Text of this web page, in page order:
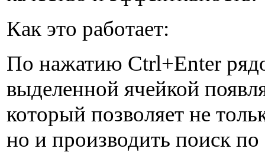
Как это работает:
По нажатию Ctrl+Enter
выделенной ячейкой
который позволяет не
но и производить поиск по